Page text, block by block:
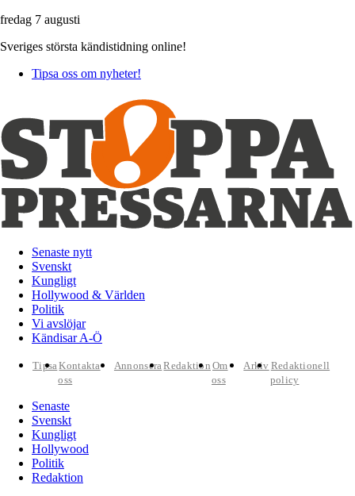
fredag 7 augusti
Sveriges största kändistidning online!
Tipsa oss om nyheter!
Senaste nytt
Svenskt
Kungligt
Hollywood & Världen
Politik
Vi avslöjar
Kändisar A-Ö
TipsaKontakta
oss
AnnonseraRedaktion Om
oss
Arkiv Redaktionell
policy
Senaste
Svenskt
Kungligt
Hollywood
Politik
Redaktion